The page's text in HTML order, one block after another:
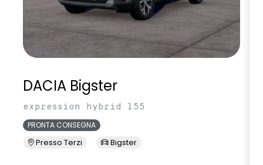
DACIA Bigster
expression hybrid 155
PRONTA CONSEGNA
Presso Terzi Bigster